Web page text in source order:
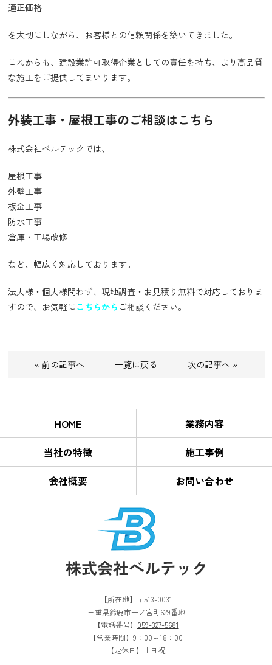
適正価格
を大切にしながら、お客様との信頼関係を築いてきました。
これからも、建設業許可取得企業としての責任を持ち、より高品質
な施工をご提供してまいります。
外装工事・屋根工事のご相談はこちら
株式会社ベルテックでは、
屋根工事
外壁工事
板金工事
防水工事
倉庫・工場改修
など、幅広く対応しております。
法人様・個人様問わず、現地調査・お見積り無料で対応しておりま
すので、お気軽に こちらから ご相談ください。
« 前の記事へ 一覧に戻る 次の記事へ »
HOME
業務内容
当社の特徴
施工事例
会社概要
お問い合わせ
【所在地】〒513-0031
三重県鈴鹿市一ノ宮町629番地
【電話番号】 059-327-5681
【営業時間】9：00～18：00
【定休日】土日祝